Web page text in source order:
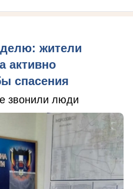
жители
активно
спасения
звонили люди